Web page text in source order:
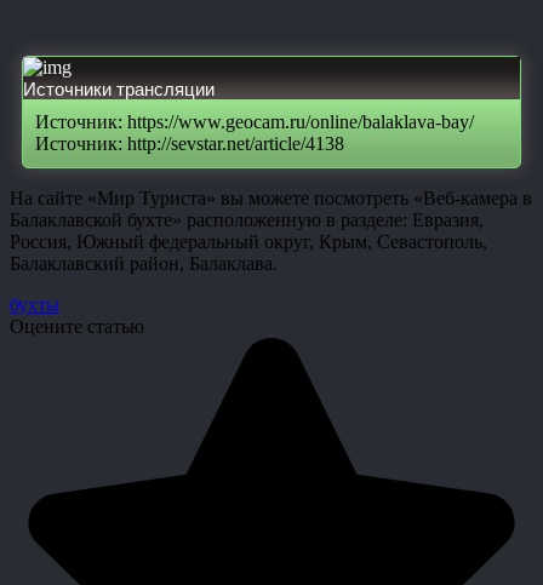
Источники трансляции
Источник: https://www.geocam.ru/online/balaklava-bay/
Источник: http://sevstar.net/article/4138
На сайте «Мир Туриста» вы можете посмотреть «Веб-камера в
Балаклавской бухте» расположенную в разделе: Евразия,
Россия, Южный федеральный округ, Крым, Севастополь,
Балаклавский район, Балаклава.
бухты
Оцените статью